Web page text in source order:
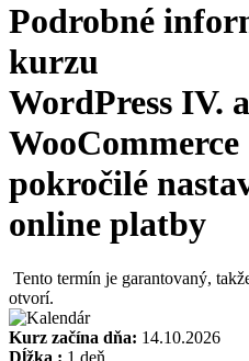
Podrobné
kurzu
WordPress IV. a
WooCommerce
pokročilé
online platby
Tento termín je garantovaný,
otvorí.
Kurz začína dňa: 14.10.2026
Dĺžka : 1 deň